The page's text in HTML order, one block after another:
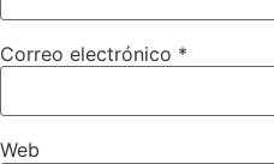
Correo electrónico *
Web